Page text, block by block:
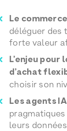
Le
déléguer des
forte valeur
L’enjeu
d’achat
choisir son
Les agents
leurs